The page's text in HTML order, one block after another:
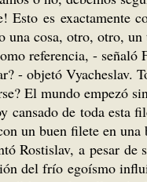
Esto es
una cosa, otro, otro,
referencia, - señaló
- objetó Vyacheslav.
El mundo empezó
cansado de toda esta
un buen filete en
Rostislav, a pesar
del frío egoísmo